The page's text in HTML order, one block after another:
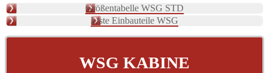
Größentabelle WSG STD
Liste Einbauteile WSG
WSG KABINE